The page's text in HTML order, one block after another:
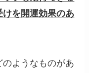
を開運効果のあ
ようなものがあ